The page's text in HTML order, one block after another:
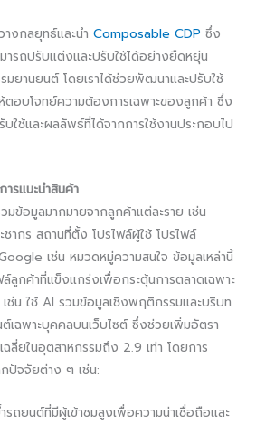
งกลยุทธ์และนำ Composable CDP ซึ่ง
รถปรับแต่งและปรับใช้ได้อย่างยืดหยุ่น
รมยานยนต์ โดยเราได้ช่วยพัฒนาและปรับใช้
ตอบโจทย์ความต้องการเฉพาะของลูกค้า ซึ่ง
ใช้และผลลัพธ์ที่ได้จากการใช้งานประกอบไป
รแนะนำสินค้า
มข้อมูลมากมายจากลูกค้าแต่ละราย เช่น
ากร สถานที่ตั้ง โปรไฟล์ผู้ใช้ โปรไฟล์
เช่น หมวดหมู่ความสนใจ ข้อมูลเหล่านี้
ล์ลูกค้าที่แข็งแกร่งเพื่อกระตุ้นการตลาดเฉพาะ
ช่น ใช้ AI รวมข้อมูลเชิงพฤติกรรมและบริบท
เฉพาะบุคคลบนเว็บไซต์ ซึ่งช่วยเพิ่มอัตรา
ฉลี่ยในอุตสาหกรรมถึง 2.9 เท่า โดยการ
ปัจจัยต่าง ๆ เช่น:
รถยนต์ที่มีผู้เข้าชมสูงเพื่อความน่าเชื่อถือและ